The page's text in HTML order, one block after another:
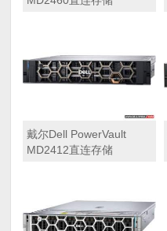
戴尔Dell PowerVault
MD2412直连存储